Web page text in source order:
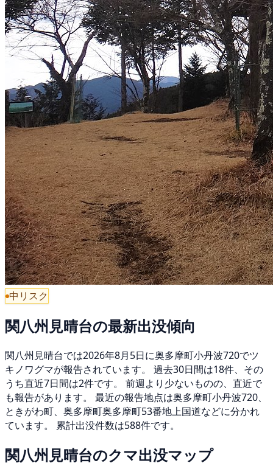
中リスク
関八州見晴台の最新出没傾向
関八州見晴台では2026年8月5日に奥多摩町小丹波720でツ
キノワグマが報告されています。 過去30日間は18件、その
うち直近7日間は2件です。 前週より少ないものの、直近で
も報告があります。 最近の報告地点は奥多摩町小丹波720、
ときがわ町、奥多摩町奥多摩町53番地上国道などに分かれ
ています。 累計出没件数は588件です。
関八州見晴台のクマ出没マップ